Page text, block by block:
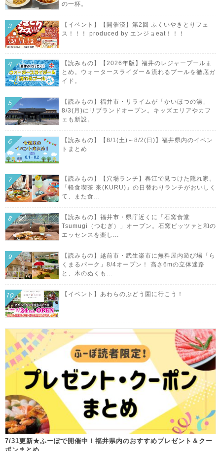
の一杯。
【イベント】【開催済】第2回 ふくいやきとりフェ
ス！！！ produced by エンジョeat！！！
【読みもの】【2026年版】福井のレジャープールま
とめ。ウォータースライダー＆流れるプールを徹底ガ
イド。
【読みもの】福井市・リライムが「かいほつの湯」
8/3(月)にリブランドオープン。キッズエリアやカフ
ェも新設。
【読みもの】【8/1(土)～8/2(日)】福井県内のイベン
トまとめ
【読みもの】【穴場ランチ】春江で見つけた隠れ家。
「軽食喫茶 來(KURU)」の日替わりランチがおいしく
て、また食...
【読みもの】福井市・県庁近くに「石窯食堂
Tsumugi（つむぎ）」オープン。石窯ピッツァと和の
エッセンスを楽し...
【読みもの】越前市・武生楽市に無料屋内遊び場「ら
くまるパーク」8/4オープン！ 高さ6mの立体迷路
と、木のぬくも...
【イベント】あわらのぶどう園に行こう！
7/31更新★ふーぽで開催中！福井県内のおすすめプレゼント＆クー